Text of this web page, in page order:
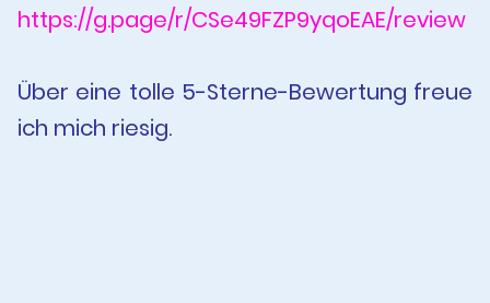
https://g.page/r/CSe49FZP9yqoEAE/review
Über eine tolle 5-Sterne-Bewertung freue
ich mich riesig.